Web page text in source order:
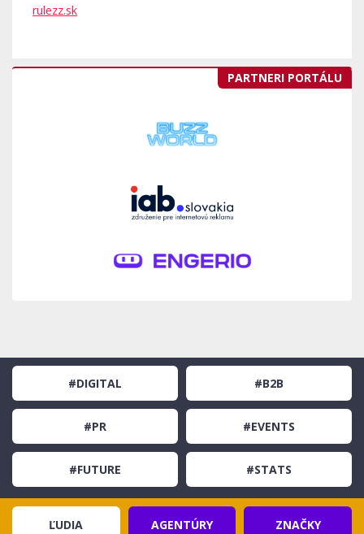
rulezz.sk
PARTNERI PORTÁLU
#DIGITAL #B2B
#PR #EVENTS
#FUTURE #STATS
ĽUDIA AGENTÚRY ZNAČKY